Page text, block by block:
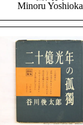
Minoru Yoshioka